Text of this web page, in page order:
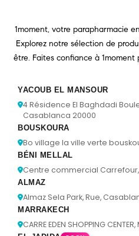
1moment, votre parapharmacie
Explorez notre sélection de
être. Faites confiance à
YACOUB EL MANSOUR
4 Résidence El Baghdadi
Casablanca 20000
BOUSKOURA
Bo village la ville verte
BÉNI MELLAL
Centre commercial
ALMAZ
Almaz Sela Park, Rue,
MARRAKECH
CARRE EDEN SHOPPING